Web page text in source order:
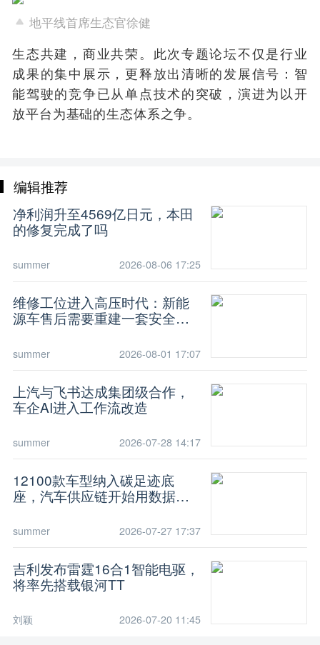
地平线首席生态官徐健
生态共建，商业共荣。此次专题论坛不仅是行业
成果的集中展示，更释放出清晰的发展信号：智
能驾驶的竞争已从单点技术的突破，演进为以开
放平台为基础的生态体系之争。
编辑推荐
净利润升至4569亿日元，本田
的修复完成了吗
summer 2026-08-06 17:25
维修工位进入高压时代：新能
源车售后需要重建一套安全常
summer 2026-08-01 17:07
上汽与飞书达成集团级合作，
车企AI进入工作流改造
summer 2026-07-28 14:17
12100款车型纳入碳足迹底
座，汽车供应链开始用数据减
summer 2026-07-27 17:37
吉利发布雷霆16合1智能电驱，
将率先搭载银河TT
刘颖 2026-07-20 11:45